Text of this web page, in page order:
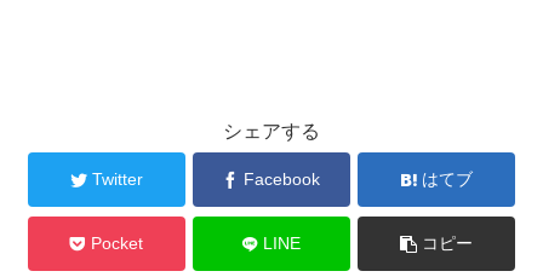
シェアする
Twitter Facebook はてブ
Pocket LINE コピー